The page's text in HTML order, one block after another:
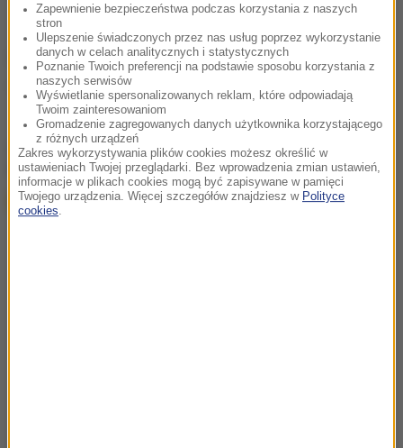
Źródło: PAP
Tagi: boks
chcesz widzieć więcej artykułów od RMF24?dodaj w
Google
Zapewnienie bezpieczeństwa podczas korzystania z naszych
stron
Ulepszenie świadczonych przez nas usług poprzez wykorzystanie
danych w celach analitycznych i statystycznych
Poznanie Twoich preferencji na podstawie sposobu korzystania z
naszych serwisów
Wyświetlanie spersonalizowanych reklam, które odpowiadają
Twoim zainteresowaniom
Gromadzenie zagregowanych danych użytkownika korzystającego
z różnych urządzeń
Zakres wykorzystywania plików cookies możesz określić w
ustawieniach Twojej przeglądarki. Bez wprowadzenia zmian ustawień,
informacje w plikach cookies mogą być zapisywane w pamięci
Twojego urządzenia. Więcej szczegółów znajdziesz w Polityce
cookies